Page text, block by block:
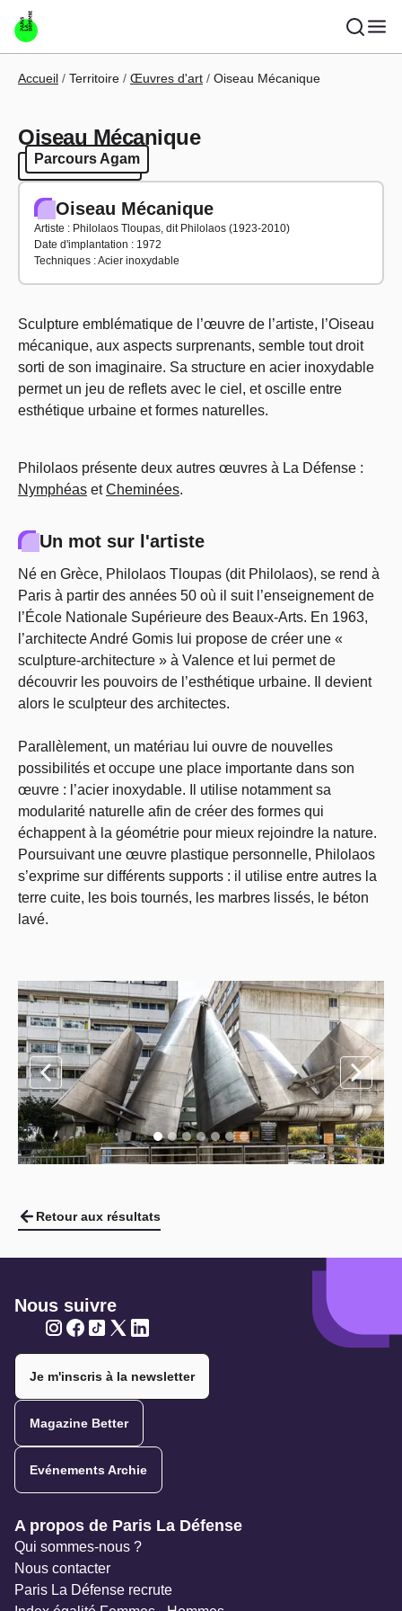
Aller au contenu principal
Fil d'Ariane
Accueil Territoire Œuvres d'art Oiseau Mécanique
Oiseau Mécanique
Parcours Agam
Parcours Agam
Oiseau Mécanique
Artiste : Philolaos Tloupas, dit Philolaos (1923-2010)
Date d'implantation : 1972
Techniques : Acier inoxydable
Sculpture emblématique de l’œuvre de l’artiste, l’Oiseau
mécanique, aux aspects surprenants, semble tout droit
sorti de son imaginaire. Sa structure en acier inoxydable
permet un jeu de reflets avec le ciel, et oscille entre
esthétique urbaine et formes naturelles.
Philolaos présente deux autres œuvres à La Défense :
Nymphéas etCheminées.
Un mot sur l'artiste
Né en Grèce, Philolaos Tloupas (dit Philolaos), se rend à
Paris à partir des années 50 où il suit l’enseignement de
l’École Nationale Supérieure des Beaux-Arts. En 1963,
l’architecte André Gomis lui propose de créer une «
sculpture-architecture » à Valence et lui permet de
découvrir les pouvoirs de l’esthétique urbaine. Il devient
alors le sculpteur des architectes.
Parallèlement, un matériau lui ouvre de nouvelles
possibilités et occupe une place importante dans son
œuvre : l’acier inoxydable. Il utilise notamment sa
modularité naturelle afin de créer des formes qui
échappent à la géométrie pour mieux rejoindre la nature.
Poursuivant une œuvre plastique personnelle, Philolaos
s’exprime sur différents supports : il utilise entre autres la
terre cuite, les bois tournés, les marbres lissés, le béton
lavé.
Retour aux résultats
Nous suivre
Je m'inscris à la newsletter
Magazine Better
Evénements Archie
Navigation secondaire
A propos de Paris La Défense
Qui sommes-nous ?
Nous contacter
Paris La Défense recrute